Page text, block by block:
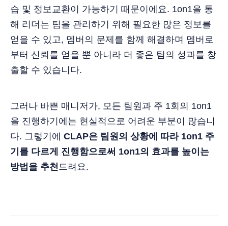
습 및 정보교환이 가능하기 때문이에요. 1on1을 통
해 리더는 팀을 관리하기 위해 필요한 많은 정보를
얻을 수 있고, 멤버의 문제를 함께 해결하며 멤버로
부터 신뢰를 얻을 뿐 아니라 더 좋은 팀의 성과를 창
출할 수 있습니다.
그러나 바쁜 매니저가, 모든 팀원과 주 1회의 1on1
을 진행하기에는 현실적으로 어려운 부분이 많습니
다. 그렇기에 CLAP은 팀원의 상황에 따라 1on1 주
기를 다르게 진행함으로써 1on1의 효과를 높이는
방법을 추천드려요.